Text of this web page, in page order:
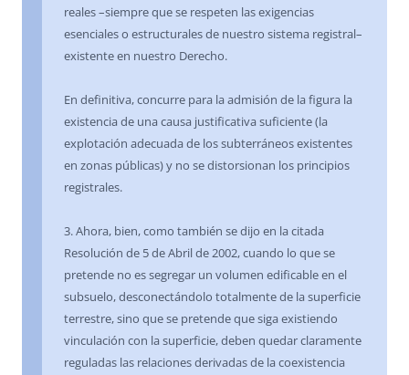
reales –siempre que se respeten las exigencias
esenciales o estructurales de nuestro sistema registral–
existente en nuestro Derecho.
En definitiva, concurre para la admisión de la figura la
existencia de una causa justificativa suficiente (la
explotación adecuada de los subterráneos existentes
en zonas públicas) y no se distorsionan los principios
registrales.
3. Ahora, bien, como también se dijo en la citada
Resolución de 5 de Abril de 2002, cuando lo que se
pretende no es segregar un volumen edificable en el
subsuelo, desconectándolo totalmente de la superficie
terrestre, sino que se pretende que siga existiendo
vinculación con la superficie, deben quedar claramente
reguladas las relaciones derivadas de la coexistencia